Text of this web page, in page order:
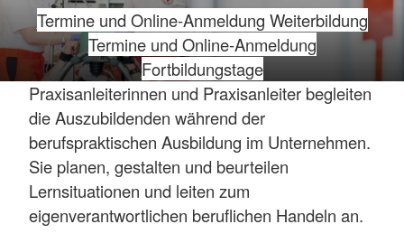
Termine und Online-Anmeldung Weiterbildung
Termine und Online-Anmeldung
Fortbildungstage
Praxisanleiterinnen und Praxisanleiter begleiten
die Auszubildenden während der
berufspraktischen Ausbildung im Unternehmen.
Sie planen, gestalten und beurteilen
Lernsituationen und leiten zum
eigenverantwortlichen beruflichen Handeln an.